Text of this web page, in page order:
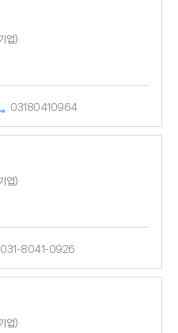
업)
03180410964
업)
031-8041-0926
업)